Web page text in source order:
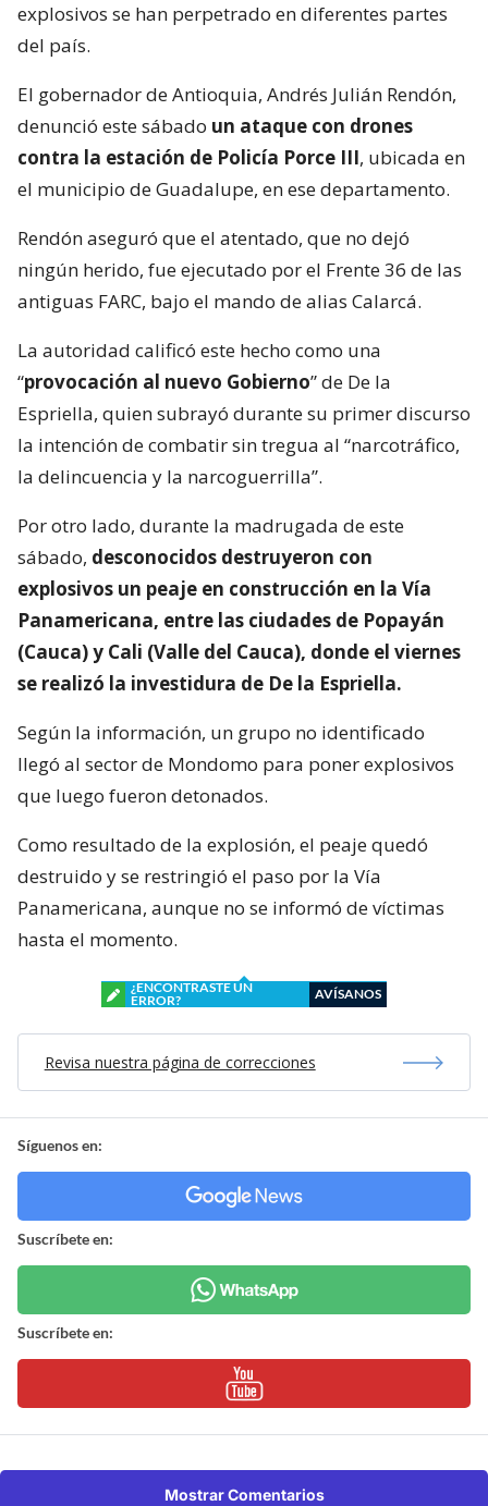
explosivos se han perpetrado en diferentes partes
del país.
El gobernador de Antioquia, Andrés Julián Rendón,
denunció este sábado un ataque con drones
contra la estación de Policía Porce III, ubicada en
el municipio de Guadalupe, en ese departamento.
Rendón aseguró que el atentado, que no dejó
ningún herido, fue ejecutado por el Frente 36 de las
antiguas FARC, bajo el mando de alias Calarcá.
La autoridad calificó este hecho como una
“provocación al nuevo Gobierno” de De la
Espriella, quien subrayó durante su primer discurso
la intención de combatir sin tregua al “narcotráfico,
la delincuencia y la narcoguerrilla”.
Por otro lado, durante la madrugada de este
sábado, desconocidos destruyeron con
explosivos un peaje en construcción en la Vía
Panamericana, entre las ciudades de Popayán
(Cauca) y Cali (Valle del Cauca), donde el viernes
se realizó la investidura de De la Espriella.
Según la información, un grupo no identificado
llegó al sector de Mondomo para poner explosivos
que luego fueron detonados.
Como resultado de la explosión, el peaje quedó
destruido y se restringió el paso por la Vía
Panamericana, aunque no se informó de víctimas
hasta el momento.
¿ENCONTRASTE UN
ERROR?
AVÍSANOS
Revisa nuestra página de correcciones
Síguenos en:
Suscríbete en:
Suscríbete en:
Mostrar Comentarios